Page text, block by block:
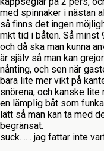
med spinnaker i nästan
så finns det ingen
mkt tid i båten. Så minst
och då ska man kunna
är själv så man kan
nånting, och sen när
bara lite mer vikt på
snörena, och kanske
en lämplig båt som
lätt så man kan ta med
begränsat.
suck…… jag fattar inte